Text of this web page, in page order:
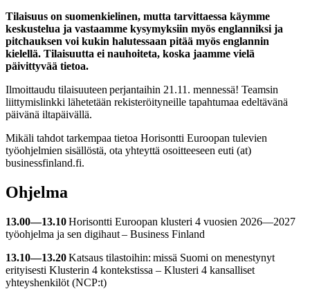
Tilaisuus on suomenkielinen, mutta tarvittaessa käymme
keskustelua ja vastaamme kysymyksiin myös englanniksi ja
pitchauksen voi kukin halutessaan pitää myös englannin
kielellä. Tilaisuutta ei nauhoiteta, koska jaamme vielä
päivittyvää tietoa.
Ilmoittaudu tilaisuuteen perjantaihin 21.11. mennessä! Teamsin
liittymislinkki lähetetään rekisteröityneille tapahtumaa edeltävänä
päivänä iltapäivällä.
Mikäli tahdot tarkempaa tietoa Horisontti Euroopan tulevien
työohjelmien sisällöstä, ota yhteyttä osoitteeseen euti (at)
businessfinland.fi.
Ohjelma
13.00—13.10Horisontti Euroopan klusteri 4 vuosien 2026—2027
työohjelma ja sen digihaut – Business Finland
13.10—13.20Katsaus tilastoihin: missä Suomi on menestynyt
erityisesti Klusterin 4 kontekstissa – Klusteri 4 kansalliset
yhteyshenkilöt (NCP:t)